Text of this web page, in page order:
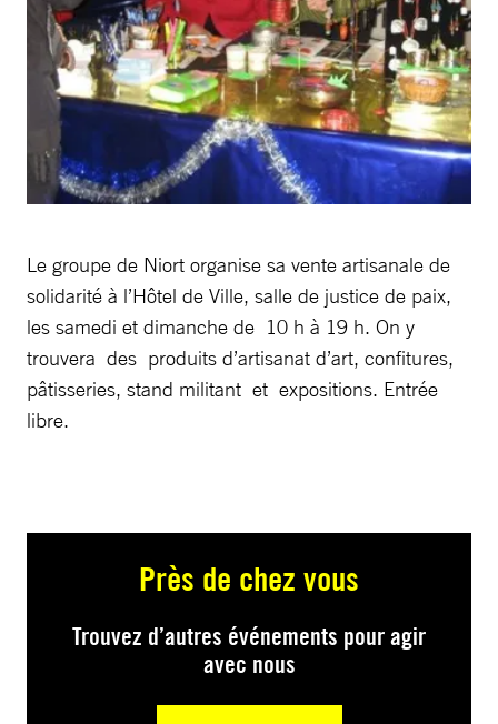
Le groupe de Niort organise sa vente artisanale de
solidarité à l’Hôtel de Ville, salle de justice de paix,
les samedi et dimanche de 10 h à 19 h. On y
trouvera des produits d’artisanat d’art, confitures,
pâtisseries, stand militant et expositions. Entrée
libre.
Près de chez vous
Trouvez d’autres événements pour agir
avec nous